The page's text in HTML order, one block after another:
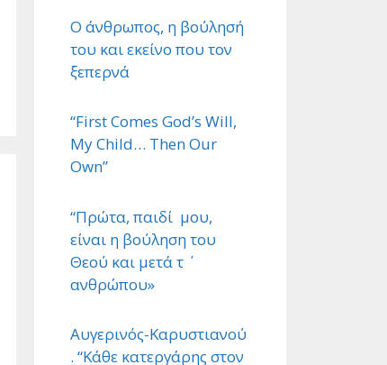
Ο άνθρωπος, η βούλησή
του και εκείνο που τον
ξεπερνά
“First Comes God’s Will,
My Child… Then Our
Own”
“Πρώτα, παιδί μου,
είναι η βούληση του
Θεού και μετά τ ΄
ανθρώπου»
Αυγερινός-Καρυστιανού
. “Κάθε κατεργάρης στον